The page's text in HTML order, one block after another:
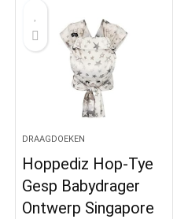
DRAAGDOEKEN
Hoppediz Hop-Tye
Gesp Babydrager
Ontwerp Singapore